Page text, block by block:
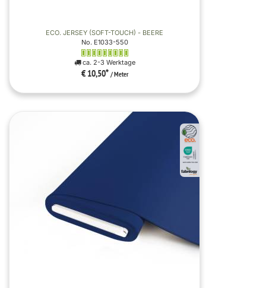
ECO. JERSEY (SOFT-TOUCH) - BEERE
No. E1033-550
ca. 2-3 Werktage
€ 10,50* / Meter